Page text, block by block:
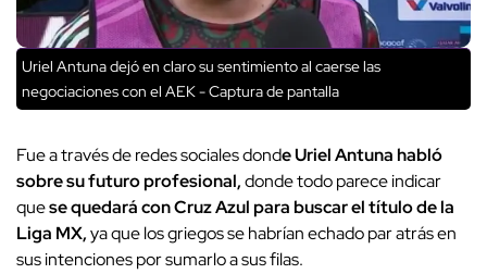
Uriel Antuna dejó en claro su sentimiento al caerse las
negociaciones con el AEK - Captura de pantalla
Fue a través de redes sociales donde Uriel Antuna habló
sobre su futuro profesional,donde todo parece indicar
quese quedará con Cruz Azul para buscar el título de la
Liga MX,ya que los griegos se habrían echado par atrás en
sus intenciones por sumarlo a sus filas.